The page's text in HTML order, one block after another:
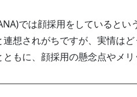
では顔採用をしているとい
想されがちですが、実情はど
もに、顔採用の懸念点やメリ